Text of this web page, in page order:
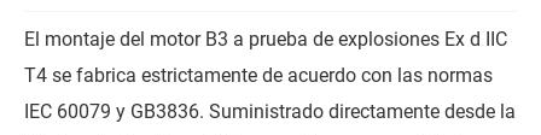
El montaje del motor B3 a prueba de explosiones Ex d IIC
T4 se fabrica estrictamente de acuerdo con las normas
IEC 60079 y GB3836. Suministrado directamente desde la